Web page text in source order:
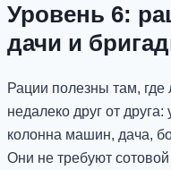
Уровень 6:
дачи и
Рации полезны там, где
недалеко друг от
колонна машин, дача,
Они не требуют